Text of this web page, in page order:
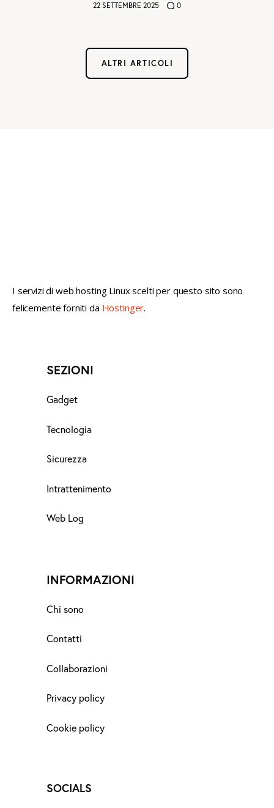
22 SETTEMBRE 2025 0
ALTRI ARTICOLI
I servizi di web hosting Linux scelti per questo sito sono
felicemente forniti da Hostinger.
SEZIONI
Gadget
Tecnologia
Sicurezza
Intrattenimento
Web Log
INFORMAZIONI
Chi sono
Contatti
Collaborazioni
Privacy policy
Cookie policy
SOCIALS